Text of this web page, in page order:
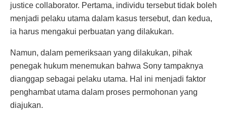
justice collaborator. Pertama, individu tersebut tidak boleh
menjadi pelaku utama dalam kasus tersebut, dan kedua,
ia harus mengakui perbuatan yang dilakukan.
Namun, dalam pemeriksaan yang dilakukan, pihak
penegak hukum menemukan bahwa Sony tampaknya
dianggap sebagai pelaku utama. Hal ini menjadi faktor
penghambat utama dalam proses permohonan yang
diajukan.